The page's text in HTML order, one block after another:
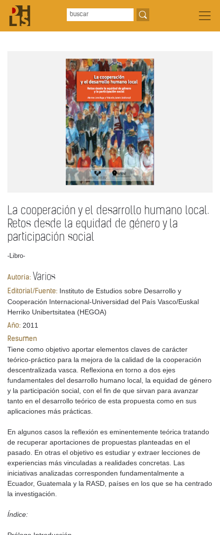
La cooperación y el desarrollo humano local.
Retos desde la equidad de género y la
participación social
-Libro-
Autoría: Varios
Editorial/Fuente: Instituto de Estudios sobre Desarrollo y
Cooperación Internacional-Universidad del País Vasco/Euskal
Herriko Unibertsitatea (HEGOA)
Año: 2011
Resumen
Tiene como objetivo aportar elementos claves de carácter
teórico-práctico para la mejora de la calidad de la cooperación
descentralizada vasca. Reflexiona en torno a dos ejes
fundamentales del desarrollo humano local, la equidad de género
y la participación social, con el fin de que sirvan para avanzar
tanto en el desarrollo teórico de esta propuesta como en sus
aplicaciones más prácticas.
En algunos casos la reflexión es eminentemente teórica tratando
de recuperar aportaciones de propuestas planteadas en el
pasado. En otras el objetivo es estudiar y extraer lecciones de
experiencias más vinculadas a realidades concretas. Las
iniciativas analizadas corresponden fundamentalmente a
Ecuador, Guatemala y la RASD, países en los que se ha centrado
la investigación.
Índice: